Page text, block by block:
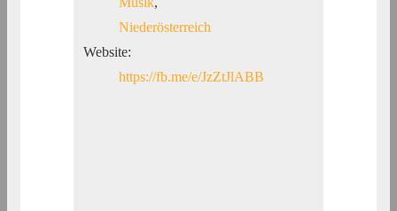
Niederösterreich
Website:
https://fb.me/e/JzZtJlABB